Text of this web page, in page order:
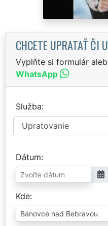
CHCETE UPRATAŤ ČI
Vyplňte si formulár
WhatsApp
Služba
Dátum
Kde